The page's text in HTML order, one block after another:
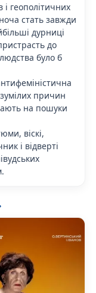
і геополітичних
стать завжди
дурниці
до
було б
причин
на пошуки
віскі,
і відверті